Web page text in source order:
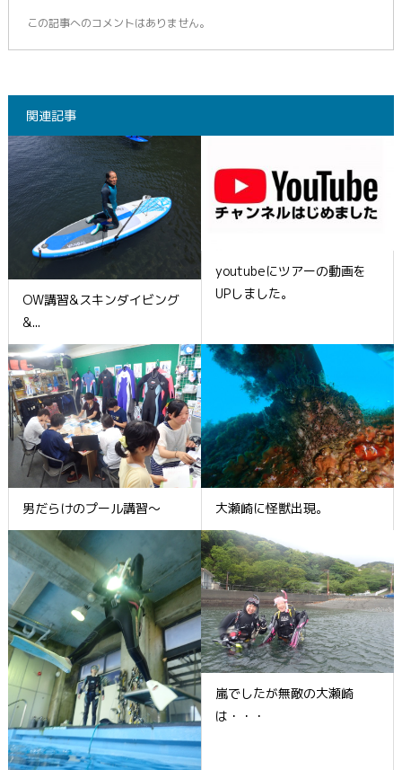
この記事へのコメントはありません。
関連記事
OW講習&スキンダイビング
&...
youtubeにツアーの動画を
UPしました。
男だらけのプール講習～ 大瀬崎に怪獣出現。
嵐でしたが無敵の大瀬崎
は・・・